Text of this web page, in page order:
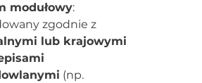
modułowy:
zgodnie z
lub krajowymi
(np.